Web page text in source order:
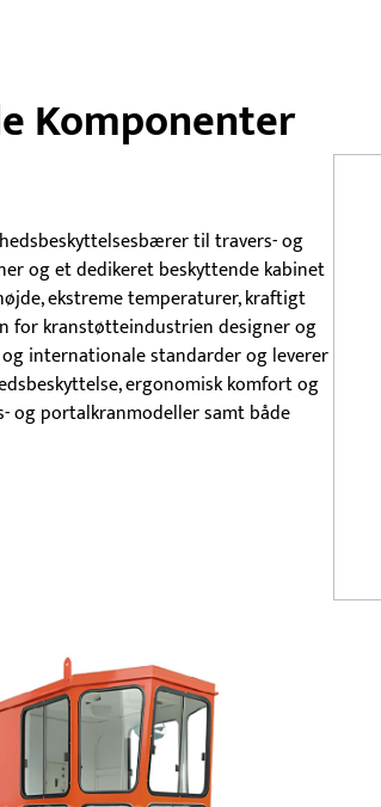
Komponenter
til travers- og
og et dedikeret beskyttende kabinet
ekstreme temperaturer, kraftigt
for kranstøtteindustrien designer og
internationale standarder og leverer
ergonomisk komfort og
og portalkranmodeller samt både